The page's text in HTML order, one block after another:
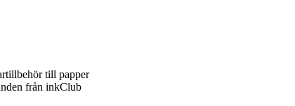
till papper
från inkClub